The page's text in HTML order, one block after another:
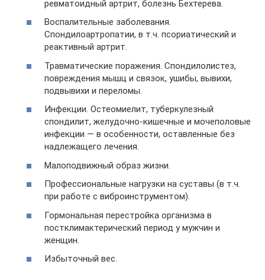
ревматоидный артрит, болезнь Бехтерева.
Воспалительные заболевания.
Спондилоартропатии, в т.ч. псориатический и
реактивный артрит.
Травматические поражения. Спондилолистез,
повреждения мышц и связок, ушибы, вывихи,
подвывихи и переломы.
Инфекции. Остеомиелит, туберкулезный
спондилит, желудочно-кишечные и мочеполовые
инфекции — в особенности, оставленные без
надлежащего лечения.
Малоподвижный образ жизни.
Профессиональные нагрузки на суставы (в т.ч.
при работе с виброинструментом).
Гормональная перестройка организма в
постклимактерический период у мужчин и
женщин.
Избыточный вес.